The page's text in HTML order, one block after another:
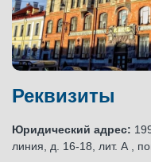
Реквизиты
Юридический адрес:
линия, д. 16-18, лит. А ,